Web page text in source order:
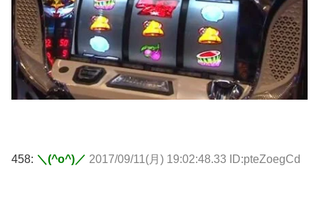
458: ＼(^o^)／ 2017/09/11(月) 19:02:48.33 ID:pteZoegCd